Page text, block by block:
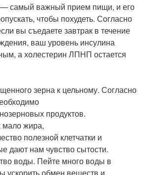
— самый важный прием пищи, и его
чтобы похудеть. Согласно
вы съедаете завтрак в течение
ваш уровень инсулина
а холестерин ЛПНП остается
зерна к цельному. Согласно
продуктов.
мало жира,
полезной клетчатки и
дают нам чувство сытости.
воды. Пейте много воды в
ускорить обмен веществ и